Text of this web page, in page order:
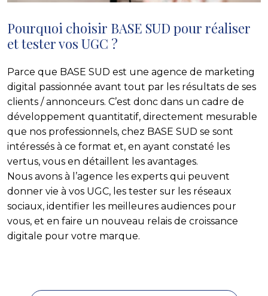
Pourquoi choisir BASE SUD pour réaliser
et tester vos UGC ?
Parce que BASE SUD est une agence de marketing
digital passionnée avant tout par les résultats de ses
clients / annonceurs. C’est donc dans un cadre de
développement quantitatif, directement mesurable
que nos professionnels, chez BASE SUD se sont
intéressés à ce format et, en ayant constaté les
vertus, vous en détaillent les avantages.
Nous avons à l’agence les experts qui peuvent
donner vie à vos UGC, les tester sur les réseaux
sociaux, identifier les meilleures audiences pour
vous, et en faire un nouveau relais de croissance
digitale pour votre marque.